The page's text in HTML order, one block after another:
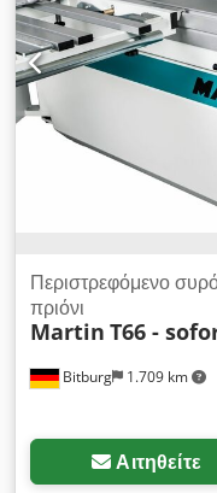
Εύρος ρύθμισης
δίσκου και
4500 rpm Τραπέζι
1400mm Πλάτος
1235mm Επέκταση
τραπέζι
τραπεζιού: 750mm
τραπεζιού:
1x100mm, 1x60mm
Bitburg 1.709 km
Περιστρεφόμενο
πριόνι
Martin T66 -
Αιτηθείτε